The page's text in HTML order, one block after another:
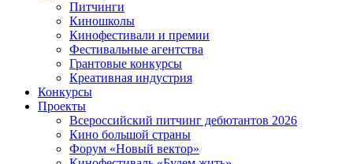
Питчинги
Киношколы
Кинофестивали и премии
Фестивальные агентства
Грантовые конкурсы
Креативная индустрия
Конкурсы
Проекты
Всероссийский питчинг дебютантов 2026
Кино большой страны
Форум «Новый вектор»